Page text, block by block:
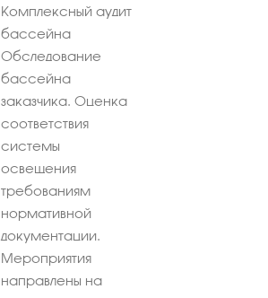
Комплексный аудит
бассейна
Обследование
бассейна
заказчика. Оценка
соответствия
системы
освещения
требованиям
нормативной
документации.
Мероприятия
направлены на